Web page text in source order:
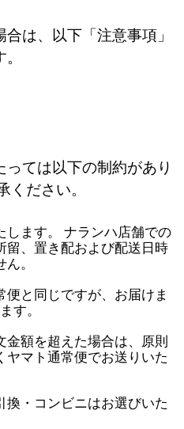
は、以下「注意事項」
ては以下の制約があり
ください。
します。 ナランハ店舗での
留、置き配および配送日時
。
と同じですが、お届けま
す。
金額を超えた場合は、原則
ヤマト通常便でお送りいた
換・コンビニはお選びいた